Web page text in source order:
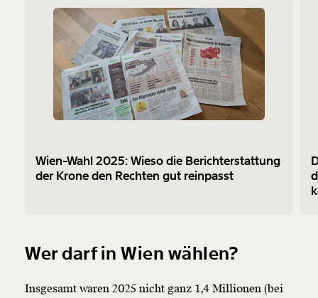
beginnt mit Dir!
WerdeFördermitglied und wir können gemeinsam
Wien-Wahl 2025: Wieso die Berichterstattung
der Krone den Rechten gut reinpasst
Wer darf in Wien wählen?
Insgesamt waren 2025 nicht ganz 1,4 Millionen (bei